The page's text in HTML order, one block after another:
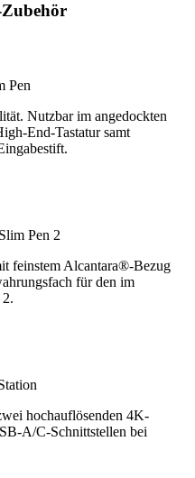
Zubehör
Pen
Nutzbar im angedockten
End-Tastatur samt
Pen 2
feinstem Alcantara®-Bezug
für den im
hochauflösenden 4K-
A/C-Schnittstellen bei